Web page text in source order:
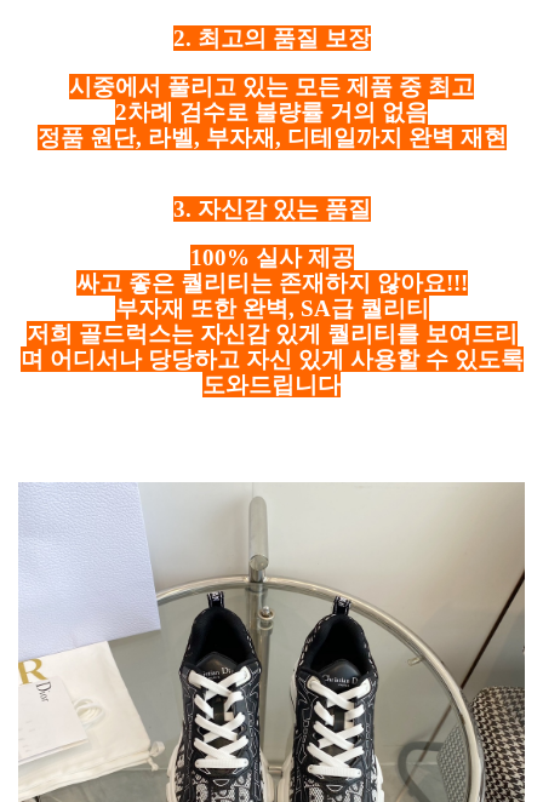
2. 최고의 품질 보장
시중에서 풀리고 있는 모든 제품 중 최고
2차례 검수로 불량률 거의 없음
정품 원단, 라벨, 부자재, 디테일까지 완벽 재현
3. 자신감 있는 품질
100% 실사 제공
싸고 좋은 퀄리티는 존재하지 않아요!!!
부자재 또한 완벽, SA급 퀄리티
저희 골드럭스는 자신감 있게 퀄리티를 보여드리
며 어디서나 당당하고 자신 있게 사용할 수 있도록
도와드립니다